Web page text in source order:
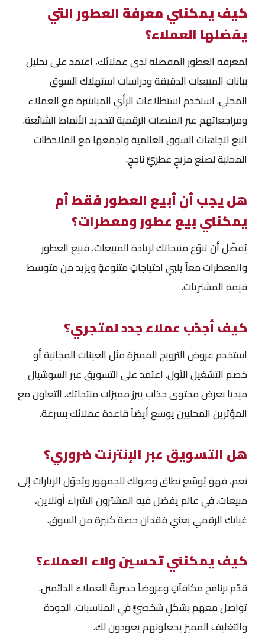
كيف يمكنني معرفة العطور التي
يفضلها العملاء؟
لمعرفة العطور المفضلة لدى عملائك، اعتمد على تحليل
بيانات المبيعات الدقيقة ودراسات استهلاك السوق
المحلي. استخدم استطلاعات الرأي المباشرة مع العملاء
ومراجعاتهم عبر المنصات الرقمية لتحديد الأنماط الشائعة.
اتبع اتجاهات السوق العالمية واجمعها مع الملاحظات
المحلية لصنع مزيجٍ عطريٍّ ناجحٍ.
هل يجب أن أبيع العطور فقط أم
يمكنني بيع عطور ومعطرات؟
يُفضّل أن تنوّع منتجاتك لزيادة المبيعات، فبيع العطور
والمعطرات معاً يلبي احتياجاتٍ متنوعةٍ ويزيد من متوسط
قيمة المشتريات.
كيف أجذب عملاء جدد لمتجري؟
استخدم عروض الترويج المميزة مثل العينات المجانية أو
خصم التشغيل الأول. اعتمد على التسويق عبر السوشيال
ميديا بعرض محتوى جذاب يبرز مميزات منتجاتك. التعاون مع
المؤثرين المحليين يوسع أيضاً قاعدة عملائك بسرعة.
هل التسويق عبر الإنترنت ضروري؟
نعم، فهو يُوسّع نطاق وصولك للجمهور ويُحوّل الزيارات إلى
مبيعات. في عالم يفضل فيه المشترون الشراء أونلاين،
غيابك الرقمي يعني فقدان حصة كبيرة من السوق.
كيف يمكنني تحسين ولاء العملاء؟
قدّم برنامج مكافآتٍ وعروضاً حصريةً للعملاء الدائمين.
تواصل معهم بشكلٍ شخصيٍّ في المناسبات. الجودة
والتغليف المميز يجعلونهم يعودون لك.